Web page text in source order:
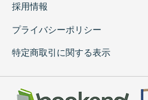
採用情報
プライバシーポリシー
特定商取引に関する表示